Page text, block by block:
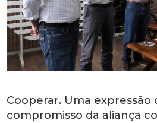
Cooperar. Uma expressão
compromisso da aliança